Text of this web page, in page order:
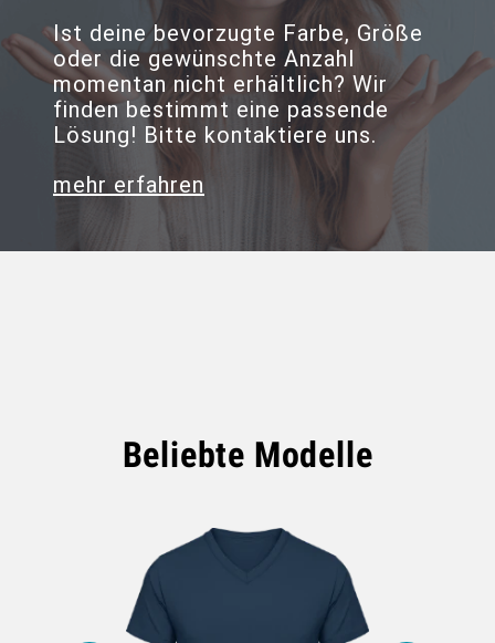
Ist deine bevorzugte Farbe, Größe
oder die gewünschte Anzahl
momentan nicht erhältlich? Wir
finden bestimmt eine passende
Lösung! Bitte kontaktiere uns.
mehr erfahren
Beliebte Modelle